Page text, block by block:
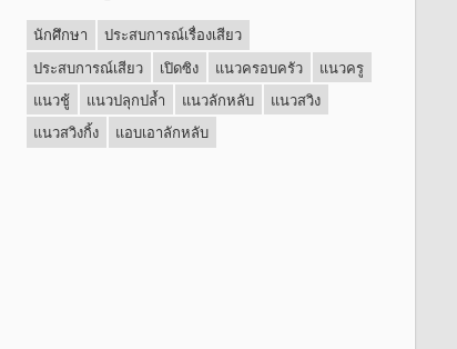
นักศึกษา
ประสบการณ์เรื่องเสียว
ประสบการณ์เสียว
เปิดซิง แนวครอบครัว
แนวครู
แนวชู้
แนวปลุกปล้ำ แนวลักหลับ
แนวสวิง
แนวสวิงกิ้ง
แอบเอาลักหลับ